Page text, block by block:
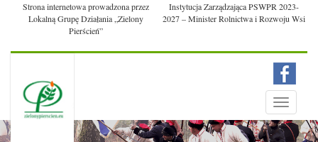
Strona internetowa prowadzona przez
Lokalną Grupę Działania „Zielony
Pierścień”
Instytucja Zarządzająca PSWPR 2023-
2027 – Minister Rolnictwa i Rozwoju Wsi
Toggle
Menu